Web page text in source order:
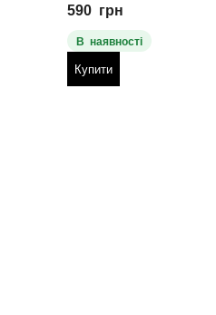
590 грн
В наявності
Купити